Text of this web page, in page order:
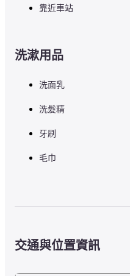
靠近車站
洗漱用品
洗面乳
洗髮精
牙刷
毛巾
交通與位置資訊